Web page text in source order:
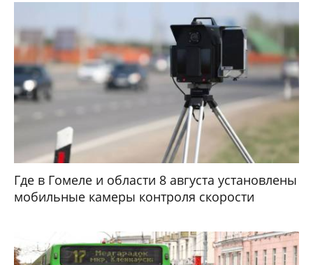
Где в Гомеле и области 8 августа установлены
мобильные камеры контроля скорости